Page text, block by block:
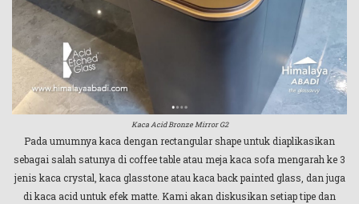
Kaca Acid Bronze Mirror G2
Pada umumnya kaca dengan rectangular shape untuk diaplikasikan
sebagai salah satunya di coffee table atau meja kaca sofa mengarah ke 3
jenis kaca crystal, kaca glasstone atau kaca back painted glass, dan juga
di kaca acid untuk efek matte. Kami akan diskusikan setiap tipe dan